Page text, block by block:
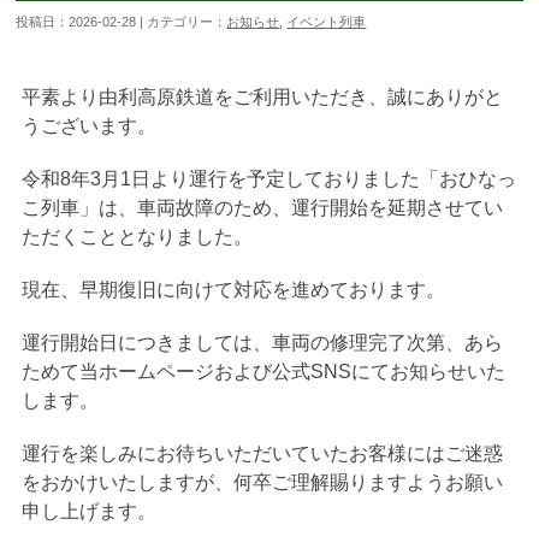
投稿日：2026-02-28 | カテゴリー： お知らせ イベント列車
平素より由利高原鉄道をご利用いただき、誠にありがと
うございます。
令和8年3月1日より運行を予定しておりました「おひなっ
こ列車」は、車両故障のため、運行開始を延期させてい
ただくこととなりました。
現在、早期復旧に向けて対応を進めております。
運行開始日につきましては、車両の修理完了次第、あら
ためて当ホームページおよび公式SNSにてお知らせいた
します。
運行を楽しみにお待ちいただいていたお客様にはご迷惑
をおかけいたしますが、何卒ご理解賜りますようお願い
申し上げます。